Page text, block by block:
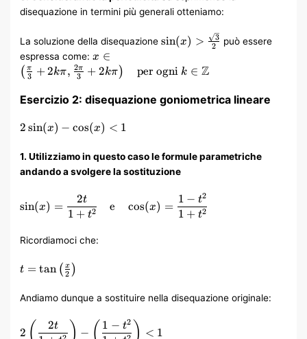
disequazione in termini più generali otteniamo:
La soluzione della disequazione\sin(x) >
\frac{\sqrt{3}}
{2}
sin(x) > 2
3 può essere
espressa come:x \in \left(
\frac{\pi}
{3} + 2k\pi,
\frac{2\pi}
{3} + 2k\pi
\right)
\quad
ogni } k \in
\mathbb{Z}
x ∈
( 3
π +2kπ, 3
2π + 2kπ) per ogni k ∈ Z
Esercizio 2: disequazione goniometrica lineare
2\sin(x)
\cos(x)
< 1
2 sin(x) − cos(x) < 1
1. Utilizziamo in questo caso le formule parametriche
andando a svolgere la sostituzione
\sin(x) =
\frac{2t}
t^2}
\text{e}
\quad
=
\frac{1 –
t^2}{1 +
sin(x) =
1 + t2
2t
e cos(x) =
1 + t2
1 − t2
Ricordiamoci che:
t =
\tan\left(\frac{x}
{2}\right)
t = tan ( 2
x )
Andiamo dunque a sostituire nella disequazione originale:
2 \left(
2 ( 2t ) − ( 1 − t2 ) < 1